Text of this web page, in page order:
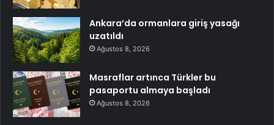
Ankara’da ormanlara giriş yasağı
uzatıldı
Ağustos 8, 2026
Masraflar artınca Türkler bu
pasaportu almaya başladı
Ağustos 8, 2026